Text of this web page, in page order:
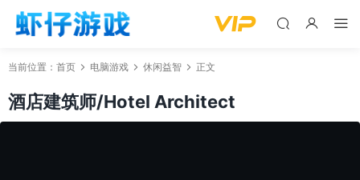
当前位置： 首页 电脑游戏 休闲益智 正文
酒店建筑师/Hotel Architect